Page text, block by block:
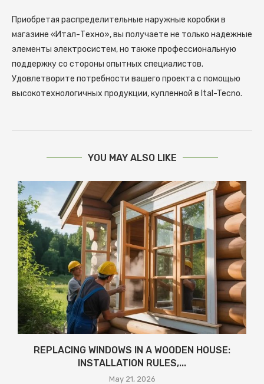
Приобретая распределительные наружные коробки в
магазине «Итал-Техно», вы получаете не только надежные
элементы электросистем, но также профессиональную
поддержку со стороны опытных специалистов.
Удовлетворите потребности вашего проекта с помощью
высокотехнологичных продукции, купленной в Ital-Tecno.
YOU MAY ALSO LIKE
REPLACING WINDOWS IN A WOODEN HOUSE:
INSTALLATION RULES,...
May 21, 2026